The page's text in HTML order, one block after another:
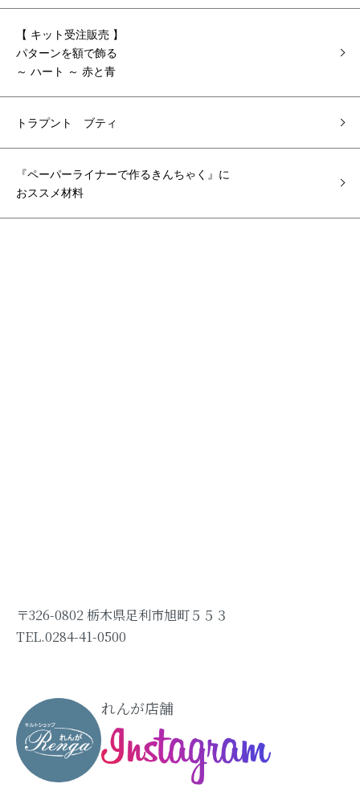
【 キット受注販売 】
パターンを額で飾る
～ ハート ～ 赤と青
トラプント ブティ
『ペーパーライナーで作るきんちゃく』に
おススメ材料
〒326-0802 栃木県足利市旭町５５３
TEL.0284-41-0500
れんが店舗